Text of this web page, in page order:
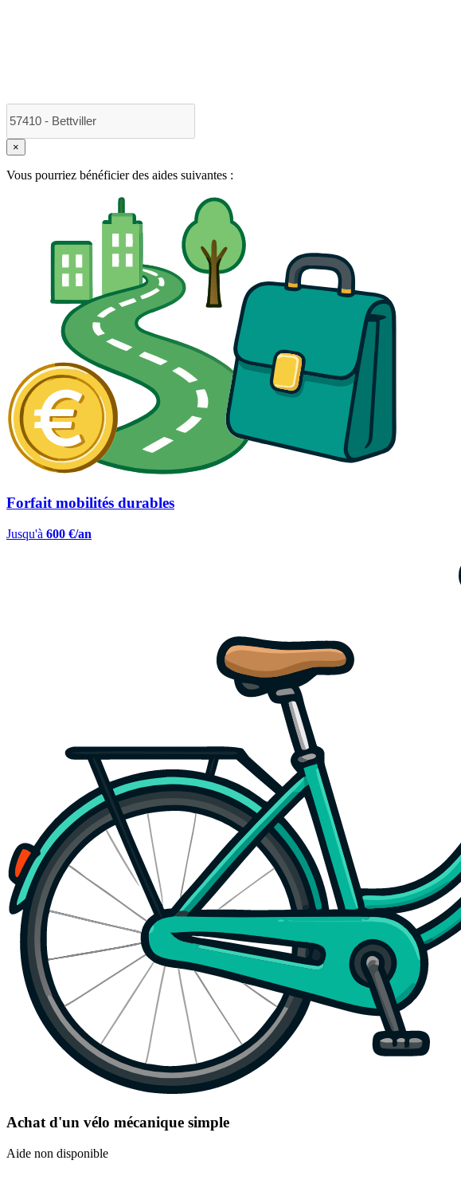
×
Vous pourriez bénéficier des aides suivantes :
Forfait mobilités durables
Jusqu'à 600 €/an
Achat d'un vélo mécanique simple
Aide non disponible